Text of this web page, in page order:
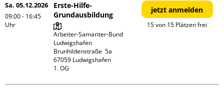
Sa. 05.12.2026
09:00 - 16:45
Uhr
Erste-Hilfe-
Grundausbildung
Arbeiter-Samariter-Bund
Ludwigshafen
Brunhildenstraße  5a
67059 Ludwigshafen
1. OG
jetzt anmelden
15 von 15 Plätzen frei